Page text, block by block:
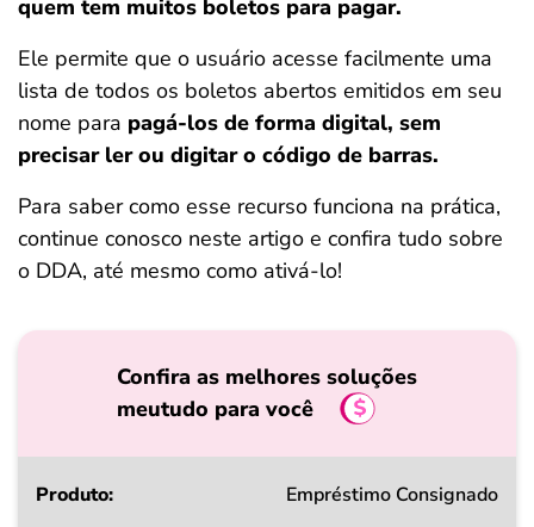
quem tem muitos boletos para pagar.
Ele permite que o usuário acesse facilmente uma
lista de todos os boletos abertos emitidos em seu
nome para pagá-los de forma digital, sem
precisar ler ou digitar o código de barras.
Para saber como esse recurso funciona na prática,
continue conosco neste artigo e confira tudo sobre
o DDA, até mesmo como ativá-lo!
Confira as melhores soluções
meutudo para você
Produto
Empréstimo Consignado